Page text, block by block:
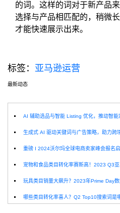
的词。这样的词对于新产品
选择与产品相匹配的，稍微
才能快速展示出来。
标签： 亚马逊运营
最新动态
AI 辅助选品与智能 Listing 优化，推动智能
重磅 I 2024沃尔玛全球电商卖家峰会报名
玩具类目销量大飙升？2023年Prime Day数